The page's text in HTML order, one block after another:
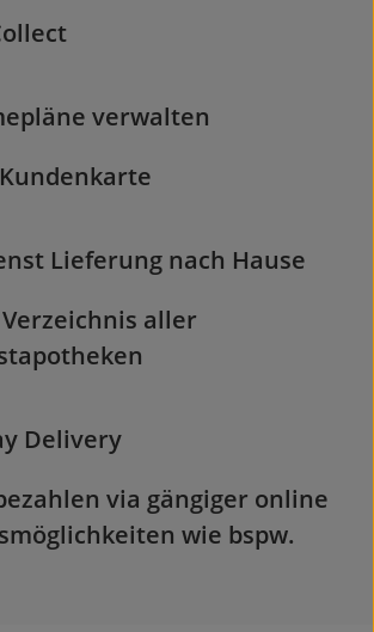
verwalten
Lieferung nach Hause
aller
Delivery
via gängiger online
wie bspw.